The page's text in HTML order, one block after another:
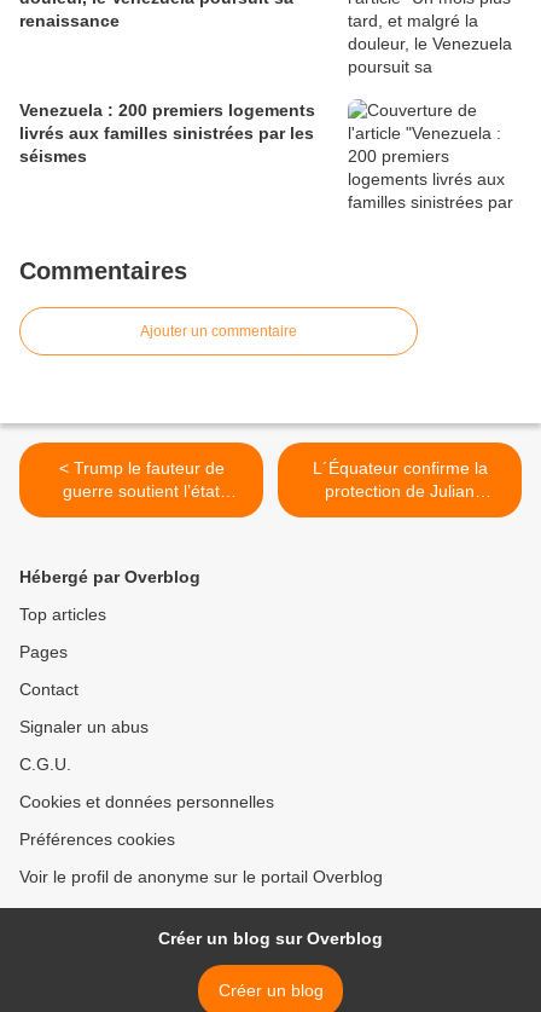
renaissance
Venezuela : 200 premiers logements
livrés aux familles sinistrées par les
séismes
Commentaires
Ajouter un commentaire
< Trump le fauteur de
guerre soutient l’état
sioniste d’Israël et tient ses
L´Équateur confirme la
protection de Julian
Assange >
Hébergé par Overblog
Top articles
Pages
Contact
Signaler un abus
C.G.U.
Cookies et données personnelles
Préférences cookies
Voir le profil de anonyme sur le portail Overblog
Créer un blog sur Overblog
Créer un blog